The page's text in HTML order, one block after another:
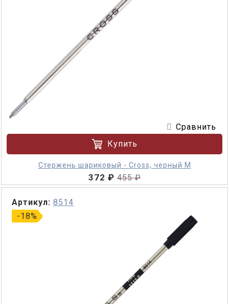
Сравнить
Купить
Стержень шариковый - Cross, черный M
372 ₽ 455 ₽
-18%
Артикул: 8514